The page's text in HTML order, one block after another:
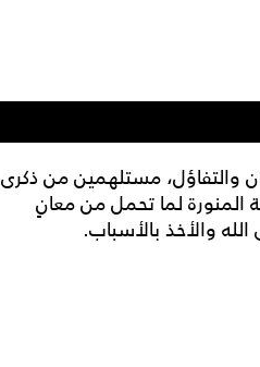
والتفاؤل، مستلهمين من ذكرى
لما تحمل من معانٍ
والأخذ بالأسباب.